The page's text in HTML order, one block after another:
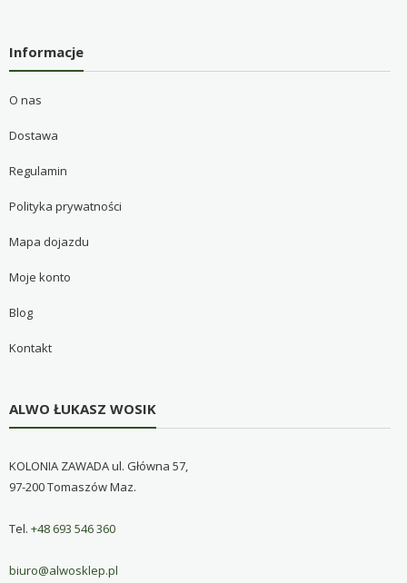
Informacje
O nas
Dostawa
Regulamin
Polityka prywatności
Mapa dojazdu
Moje konto
Blog
Kontakt
ALWO ŁUKASZ WOSIK
KOLONIA ZAWADA ul. Główna 57,
97-200 Tomaszów Maz.
Tel. +48 693 546 360
biuro@alwosklep.pl